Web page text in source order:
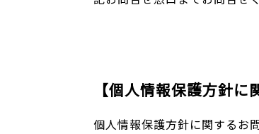
【個人情報保護方針に
個人情報保護方針に関するお